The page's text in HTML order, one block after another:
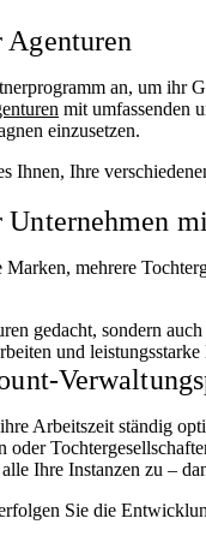
an, um ihr
mit umfassenden
einzusetzen.
Ihre
mehrere
gedacht, sondern
und
Arbeitszeit ständig
Ihre Instanzen zu –
Sie die